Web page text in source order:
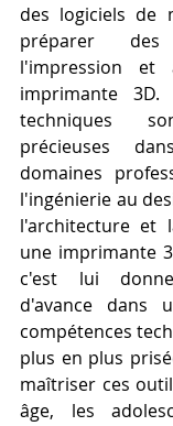
des logiciels de
préparer
l'impression
imprimante 3D.
techniques
précieuses
domaines
l'ingénierie au
l'architecture et
une imprimante
c'est lui
d'avance dans
compétences
plus en plus
maîtriser ces
âge, les